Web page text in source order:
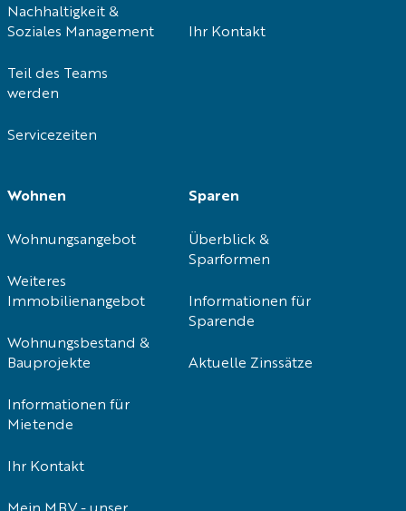
Nachhaltigkeit &
Soziales Management
Teil des Teams
werden
Servicezeiten
Ihr Kontakt
Wohnen
Wohnungsangebot
Weiteres
Immobilienangebot
Wohnungsbestand &
Bauprojekte
Informationen für
Mietende
Ihr Kontakt
Sparen
Überblick &
Sparformen
Informationen für
Sparende
Aktuelle Zinssätze